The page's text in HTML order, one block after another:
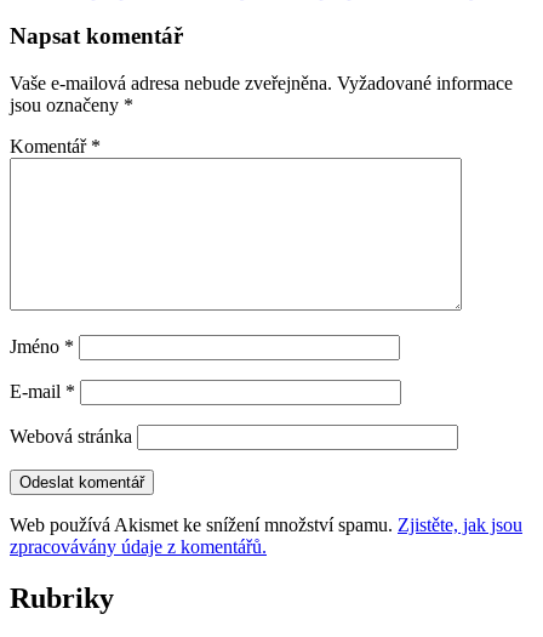
pro
příspěvky
Napsat komentář
Vaše e-mailová adresa nebude zveřejněna. Vyžadované informace
jsou označeny *
Komentář *
Jméno *
E-mail *
Webová stránka
Web používá Akismet ke snížení množství spamu. Zjistěte, jak jsou
zpracovávány údaje z komentářů.
Rubriky